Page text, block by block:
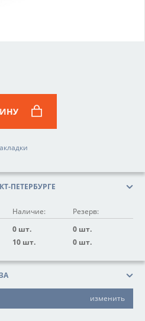
ПЕТЕРБУРГЕ
Наличие:
Резерв:
0 шт.
0 шт.
10 шт. 0 шт.
изменить